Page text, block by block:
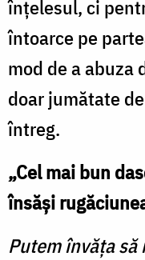
înțelesul, ci
întoarce pe
mod de a abuza
doar jumătate
întreg.
„Cel mai bun
însăşi
Putem învăța să